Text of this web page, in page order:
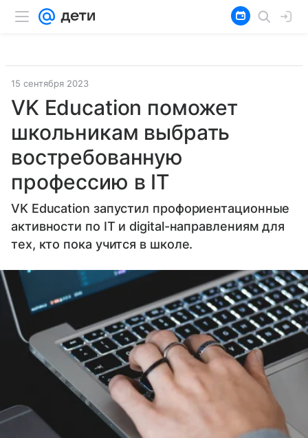
15 сентября 2023
VK Education поможет
школьникам выбрать
востребованную
профессию в IT
VK Education запустил профориентационные
активности по IT и digital-направлениям для
тех, кто пока учится в школе.